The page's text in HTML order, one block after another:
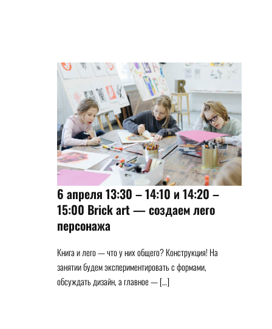
6 апреля 13:30 – 14:10 и 14:20 –
15:00 Brick art — создаем лего
персонажа
Книга и лего — что у них общего? Конструкция! На
занятии будем экспериментировать с формами,
обсуждать дизайн, а главное — […]